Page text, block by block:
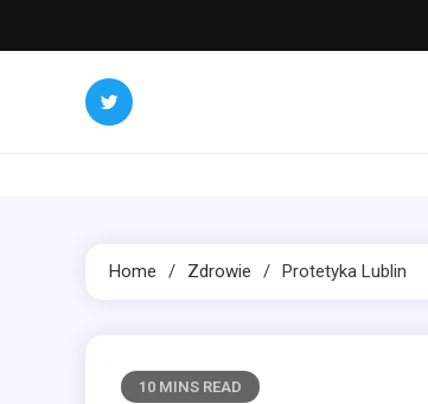
to
Home Zdrowie Protetyka Lublin
10 MINS READ